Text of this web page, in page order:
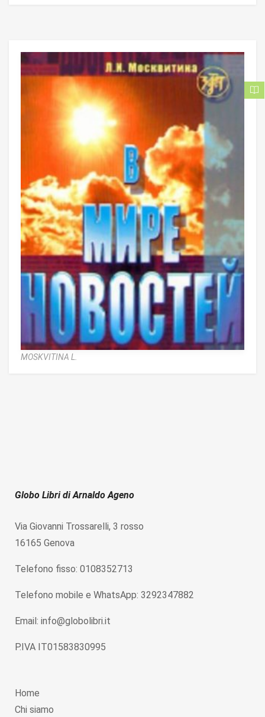
MOSKVITINA L.
Globo Libri di Arnaldo Ageno
Via Giovanni Trossarelli, 3 rosso
16165 Genova
Telefono fisso: 0108352713
Telefono mobile e WhatsApp: 3292347882
Email: info@globolibri.it
P.IVA IT01583830995
Home
Chi siamo